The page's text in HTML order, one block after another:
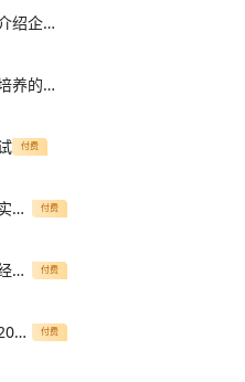
南宁耀辰会计有限公司介绍企业发展分析报告
游学中跨文化交际能力培养的行动研究的开题报告
付费
西安邮电大学教学检查实施办法 付费
绿色建造试点工程建设经验交流 付费
陕西省宝鸡市金台中学2024年高一物理第一学期期末质量跟踪监视试题含解析 付费